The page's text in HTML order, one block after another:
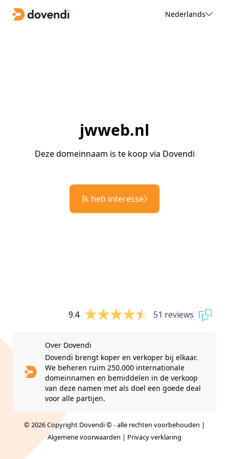
Nederlands
jwweb.nl
Deze domeinnaam is te koop via Dovendi
Ik heb interesse
9.4 51 reviews
Over Dovendi
Dovendi brengt koper en verkoper bij elkaar.
We beheren ruim 250.000 internationale
domeinnamen en bemiddelen in de verkoop
van deze namen met als doel een goede deal
voor alle partijen.
© 2026 Copyright Dovendi © - alle rechten voorbehouden |
Algemene voorwaarden | Privacy verklaring